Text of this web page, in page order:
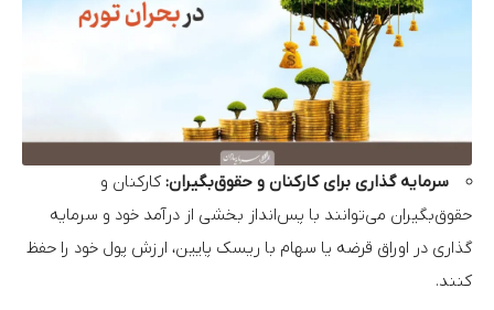
سرمایه گذاری برای کارکنان و حقوق‌بگیران: کارکنان و
حقوق‌بگیران می‌توانند با پس‌انداز بخشی از درآمد خود و سرمایه
گذاری در اوراق قرضه یا سهام با ریسک پایین، ارزش پول خود را حفظ
کنند.